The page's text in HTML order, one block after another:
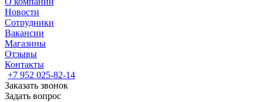
Новости
Сотрудники
Вакансии
Магазины
Отзывы
Контакты
+7 952 025-82-14
Заказать звонок
Задать вопрос